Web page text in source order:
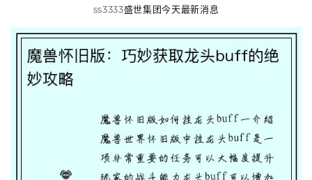
ss3333盛世集团今天最新消息